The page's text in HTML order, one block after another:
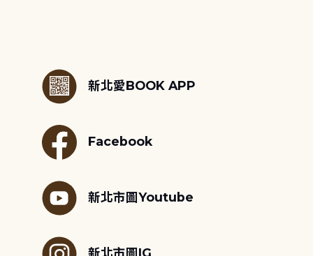
新北愛BOOK APP
Facebook
新北市圖Youtube
新北市圖IG